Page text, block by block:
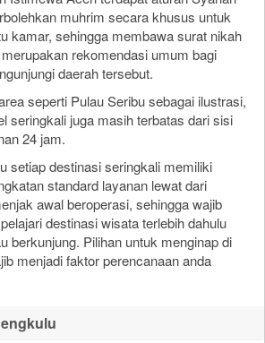
muhrim secara khusus untuk
kamar, sehingga membawa surat nikah
rekomendasi umum bagi
daerah tersebut.
seperti Pulau Seribu sebagai ilustrasi,
seringkali juga masih terbatas dari sisi
24 jam.
setiap destinasi seringkali memiliki
standard layanan lewat dari
awal beroperasi, sehingga wajib
destinasi wisata terlebih dahulu
berkunjung. Pilihan untuk menginap di
menjadi faktor perencanaan anda